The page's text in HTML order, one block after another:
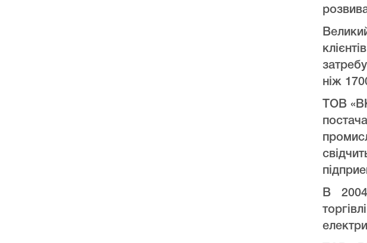
ніж
ТОВ
В